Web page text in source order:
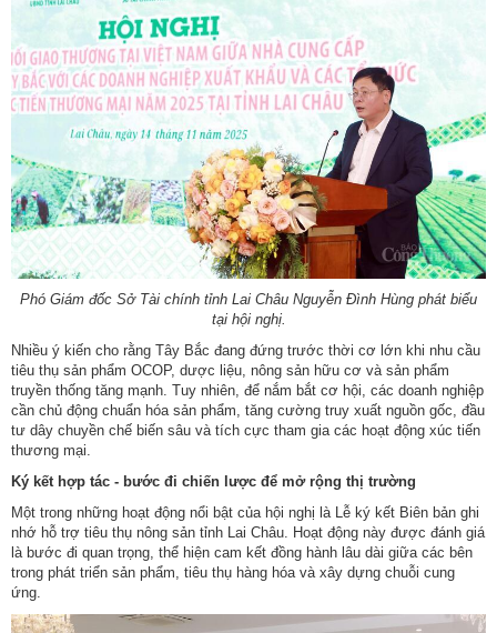
Phó Giám đốc Sở Tài chính tỉnh Lai Châu Nguyễn Đình Hùng phát biểu
tại hội nghị.
Nhiều ý kiến cho rằng Tây Bắc đang đứng trước thời cơ lớn khi nhu cầu
tiêu thụ sản phẩm OCOP, dược liệu, nông sản hữu cơ và sản phẩm
truyền thống tăng mạnh. Tuy nhiên, để nắm bắt cơ hội, các doanh nghiệp
cần chủ động chuẩn hóa sản phẩm, tăng cường truy xuất nguồn gốc, đầu
tư dây chuyền chế biến sâu và tích cực tham gia các hoạt động xúc tiến
thương mại.
Ký kết hợp tác - bước đi chiến lược để mở rộng thị trường
Một trong những hoạt động nổi bật của hội nghị là Lễ ký kết Biên bản ghi
nhớ hỗ trợ tiêu thụ nông sản tỉnh Lai Châu. Hoạt động này được đánh giá
là bước đi quan trọng, thể hiện cam kết đồng hành lâu dài giữa các bên
trong phát triển sản phẩm, tiêu thụ hàng hóa và xây dựng chuỗi cung
ứng.